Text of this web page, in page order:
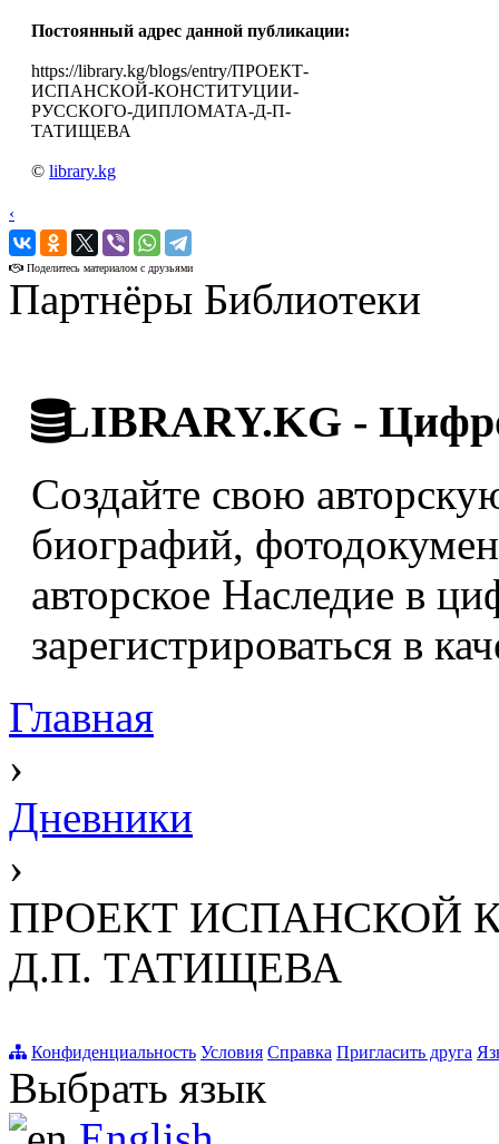
Постоянный адрес данной публикации:
https://library.kg/blogs/entry/ПРОЕКТ-
ИСПАНСКОЙ-КОНСТИТУЦИИ-
РУССКОГО-ДИПЛОМАТА-Д-П-
ТАТИЩЕВА
© library.kg
‹
›
Поделитесь материалом с друзьями
Партнёры Библиотеки
LIBRARY.KG -
Создайте свою
биографий,
авторское Наследие в
зарегистрироваться в
Главная
›
Дневники
›
ПРОЕКТ ИСПАНСКОЙ
Д.П. ТАТИЩЕВА
Конфиденциальность Условия Справка Пригласить друга
Выбрать язык